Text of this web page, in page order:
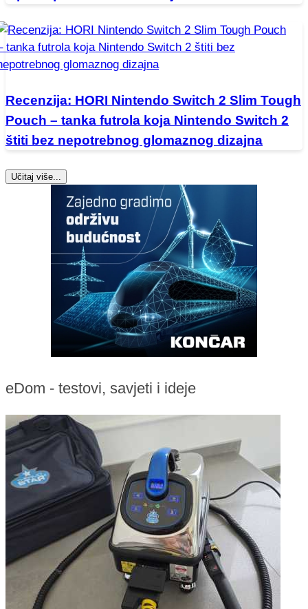
Recenzija: HORI Nintendo Switch 2 Slim Tough
Pouch – tanka futrola koja Nintendo Switch 2
štiti bez nepotrebnog glomaznog dizajna
Učitaj više...
eDom - testovi, savjeti i ideje